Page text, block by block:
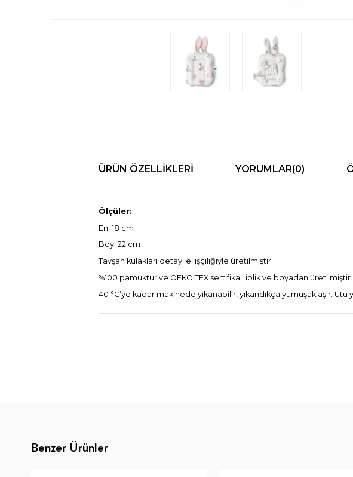
ÜRÜN ÖZELLIKLERI YORUMLAR(0)
Ölçüler:
En: 18 cm
Boy: 22 cm
Tavşan kulakları detayı el işçiliğiyle üretilmiştir.
%100 pamuktur ve OEKO TEX sertifikalı iplik ve boyadan üretilmiştir.
40 °C’ye kadar makinede yıkanabilir, yıkandıkça yumuşaklaşır. Ütü
Benzer Ürünler